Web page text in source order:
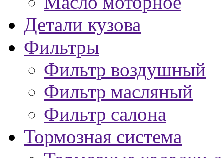
Детали кузова
Фильтры
Фильтр воздушный
Фильтр масляный
Фильтр салона
Тормозная система